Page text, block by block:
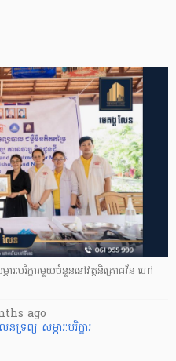
រៈបរិក្ខារមួយចំនួននៅវត្តនិគ្រោធវ័ន ហៅ
ago
នទ្រព្យ សម្ភារៈបរិក្ខារ